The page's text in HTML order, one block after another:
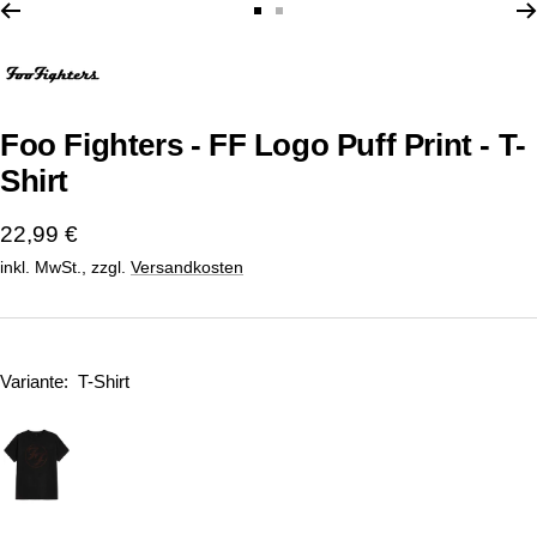
Foo Fighters - FF Logo Puff Print - T-
Shirt
Angebotspreis
22,99 €
inkl. MwSt., zzgl. Versandkosten
Variante: T-Shirt